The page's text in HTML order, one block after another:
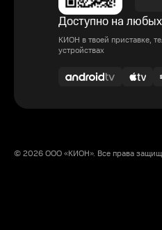
Доступно на
КИОН в твоей приставке,
устройствах
© 2026 ООО «КИОН». Все права